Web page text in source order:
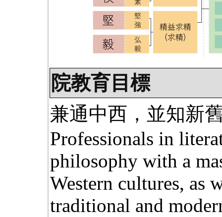
院教育目標
兼通中西，並知新
Professionals in
philosophy with a
Western cultures, as
traditional and